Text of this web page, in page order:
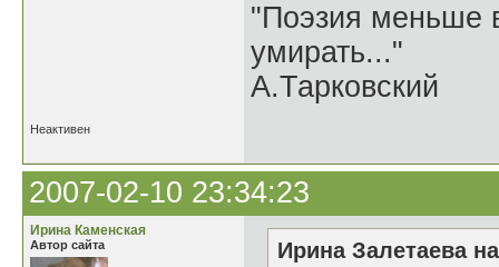
"Поэзия меньше
умирать..."
А.Тарковский
Неактивен
2007-02-10 23:34:23
Ирина Каменская
Автор сайта
Ирина Залетаева